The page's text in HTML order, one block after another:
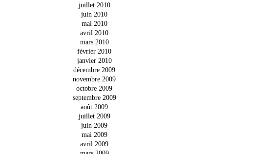
juillet 2010
juin 2010
mai 2010
avril 2010
mars 2010
février 2010
janvier 2010
décembre 2009
novembre 2009
octobre 2009
septembre 2009
août 2009
juillet 2009
juin 2009
mai 2009
avril 2009